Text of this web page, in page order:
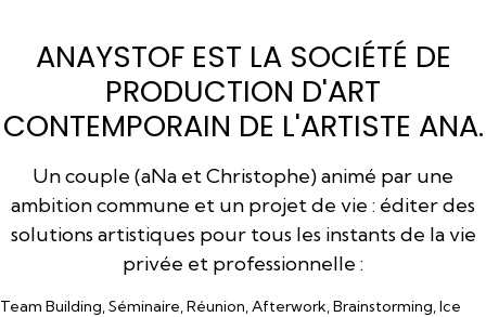
ANAYSTOF EST LA SOCIÉTÉ DE
PRODUCTION D'ART
CONTEMPORAIN DE L'ARTISTE ANA.
Un couple (aNa et Christophe) animé par une
ambition commune et un projet de vie : éditer des
solutions artistiques pour tous les instants de la vie
privée et professionnelle :
Team Building, Séminaire, Réunion, Afterwork, Brainstorming, Ice